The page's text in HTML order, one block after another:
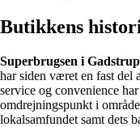
Butikkens
Superbrugsen i Gadstrup
har siden været en fast del
service og convenience
omdrejningspunkt i
lokalsamfundet samt dets